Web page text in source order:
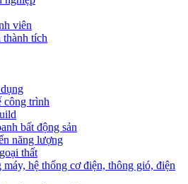
viên
tích
công trình
bất động sản
năng lượng
thất
hệ thống cơ điện, thông gió, điện